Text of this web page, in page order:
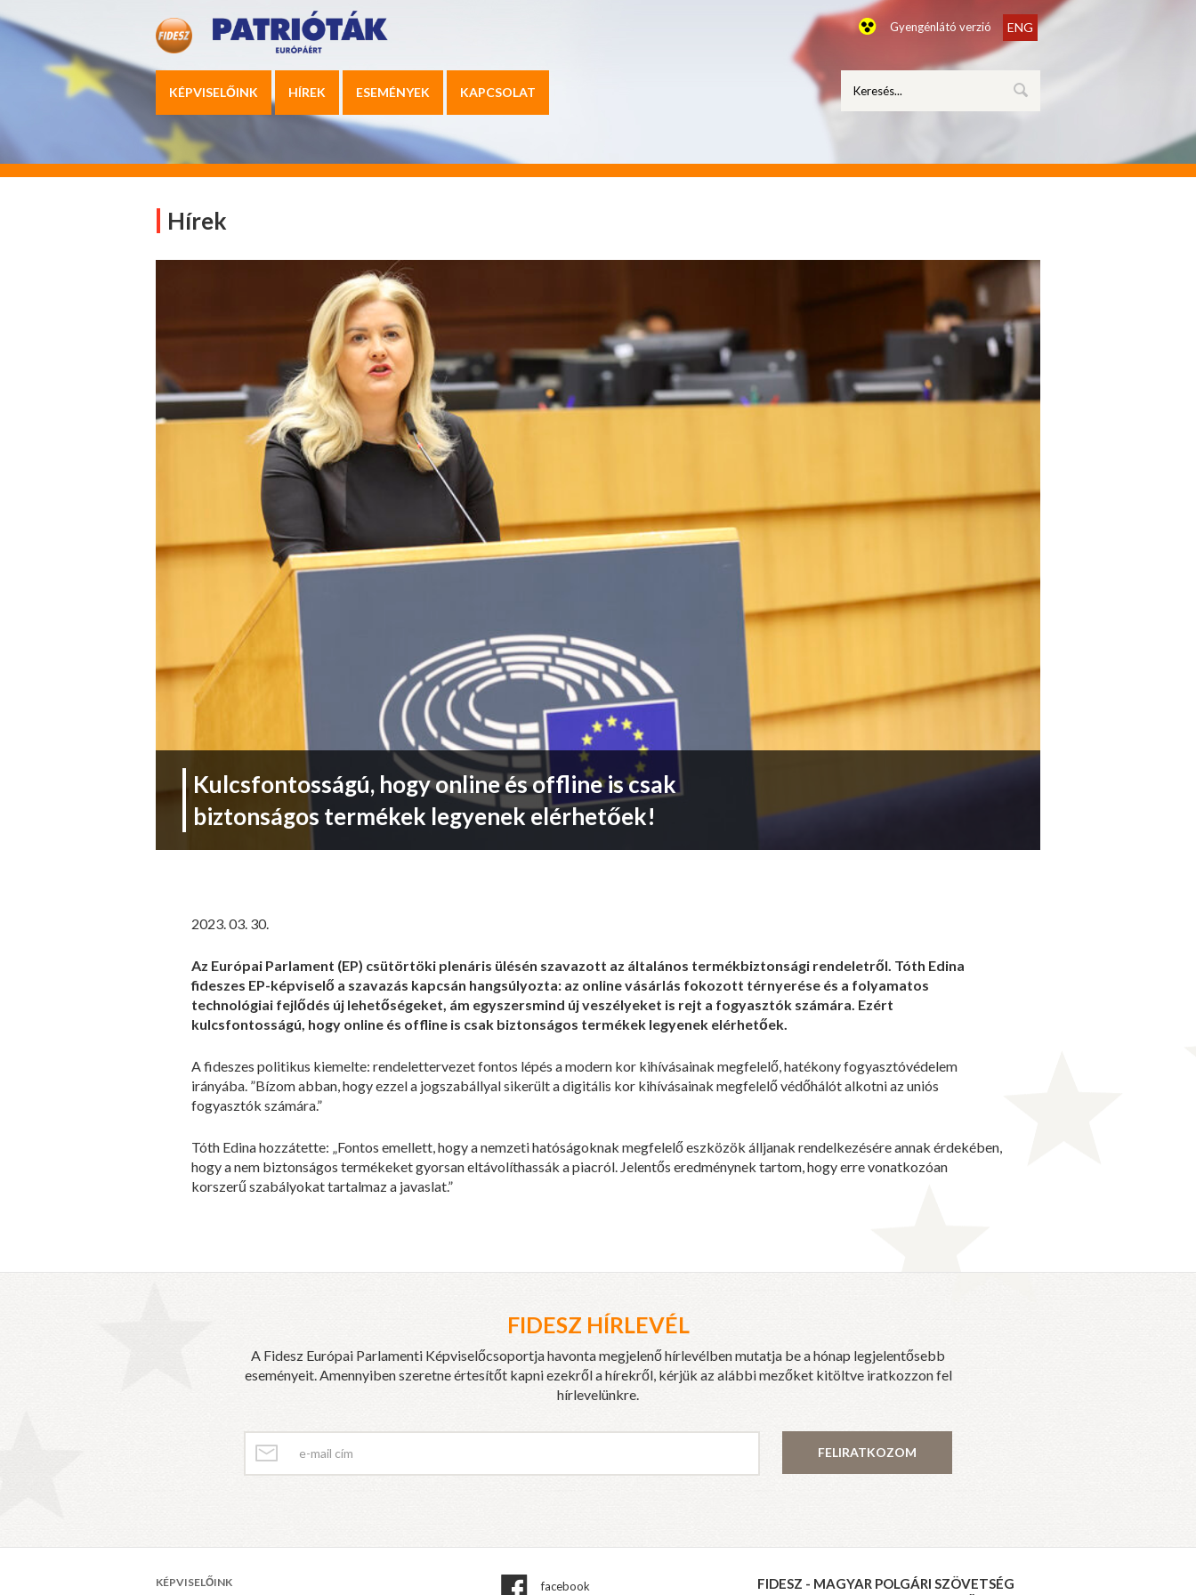
Gyengénlátó verzió ENG
KÉPVISELŐINK HÍREK ESEMÉNYEK KAPCSOLAT
Hírek
Kulcsfontosságú, hogy online és offline is csak
biztonságos termékek legyenek elérhetőek!
2023. 03. 30.
Az Európai Parlament (EP) csütörtöki plenáris ülésén szavazott az általános termékbiztonsági rendeletről. Tóth Edina
fideszes EP-képviselő a szavazás kapcsán hangsúlyozta: az online vásárlás fokozott térnyerése és a folyamatos
technológiai fejlődés új lehetőségeket, ám egyszersmind új veszélyeket is rejt a fogyasztók számára. Ezért
kulcsfontosságú, hogy online és offline is csak biztonságos termékek legyenek elérhetőek.
A fideszes politikus kiemelte: rendelettervezet fontos lépés a modern kor kihívásainak megfelelő, hatékony fogyasztóvédelem
irányába. ”Bízom abban, hogy ezzel a jogszabállyal sikerült a digitális kor kihívásainak megfelelő védőhálót alkotni az uniós
fogyasztók számára.”
Tóth Edina hozzátette: „Fontos emellett, hogy a nemzeti hatóságoknak megfelelő eszközök álljanak rendelkezésére annak érdekében,
hogy a nem biztonságos termékeket gyorsan eltávolíthassák a piacról. Jelentős eredménynek tartom, hogy erre vonatkozóan
korszerű szabályokat tartalmaz a javaslat.”
FIDESZ HÍRLEVÉL
A Fidesz Európai Parlamenti Képviselőcsoportja havonta megjelenő hírlevélben mutatja be a hónap legjelentősebb
eseményeit. Amennyiben szeretne értesítőt kapni ezekről a hírekről, kérjük az alábbi mezőket kitöltve iratkozzon fel
hírlevelünkre.
FELIRATKOZOM
KÉPVISELŐINK
facebook
FIDESZ - MAGYAR POLGÁRI SZÖVETSÉG